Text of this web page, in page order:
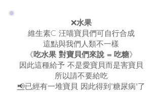
❌水果
維生素C 汪喵寶貝們可自行合成
這點與我們人類不一樣
《吃水果 對寶貝們來說 = 吃糖》
因此這種給予 不是愛寶貝而是害寶貝
所以請不要給吃
📢已經有一堆寶貝 因此得到"糖尿病"了